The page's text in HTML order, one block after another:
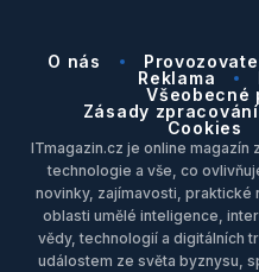
O nás
Reklama
Všeobecné
Zásady
Cookies
ITmagazin.cz je online magazín
technologie a vše, co
novinky, zajímavosti, praktické
oblasti umělé inteligence,
vědy, technologií a digitálních
událostem ze světa byznysu,